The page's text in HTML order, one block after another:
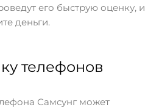
его быструю оценку, и
деньги.
телефонов
Самсунг может